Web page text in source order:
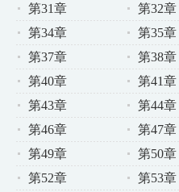
第31章
第32章
第34章
第35章
第37章
第38章
第40章
第41章
第43章
第44章
第46章
第47章
第49章
第50章
第52章
第53章